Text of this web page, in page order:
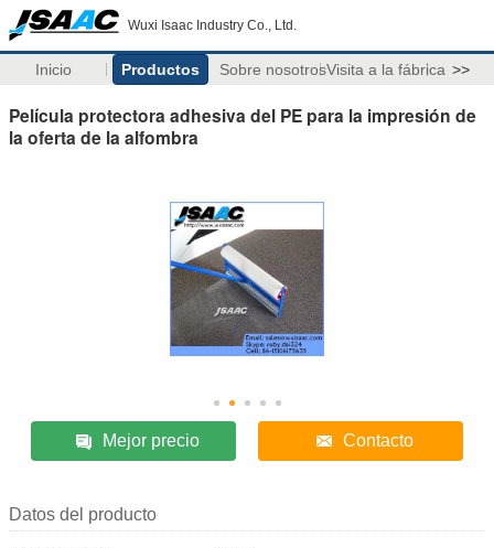
Wuxi Isaac Industry Co., Ltd.
Inicio Productos Sobre nosotrosVisita a la fábrica >>
Película protectora adhesiva del PE para la impresión de
la oferta de la alfombra
Mejor precio Contacto
Datos del producto